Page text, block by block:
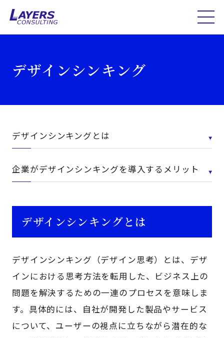
デザインシンキング
デザインシンキングとは
企業がデザインシンキングを導入するメリット
デザインシンキングとは
デザインシンキング（デザイン思考）とは、デザ
インにおける思考方法を転用した、ビジネス上の
問題を解決するための一連のプロセスを意味しま
す。具体的には、自社が開発した製品やサービス
について、ユーザーの視点に立ちながら潜在的な